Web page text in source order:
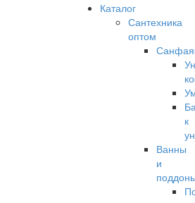
Каталог
Сантехника
оптом
к
Ванны
и